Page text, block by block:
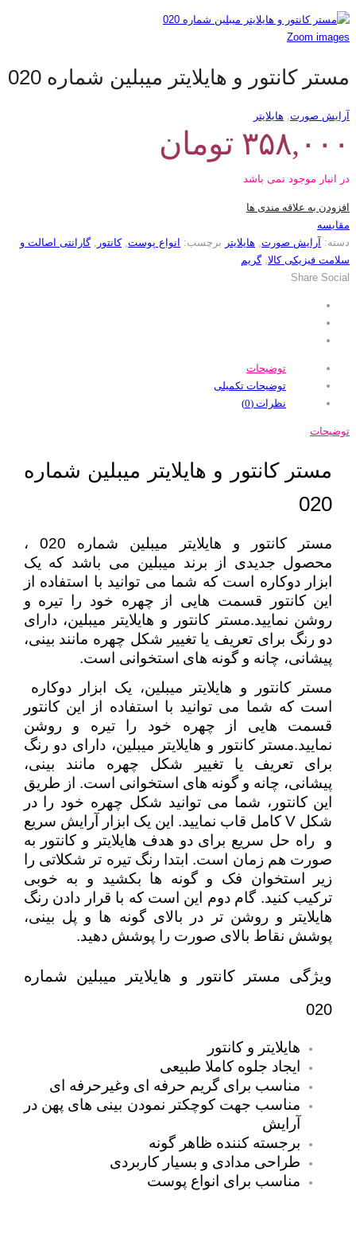
Zoom images
مستر کانتور و هایلایتر میبلین شماره 020
آرایش صورت هایلایتر
۳۵۸,۰۰۰ تومان
در انبار موجود نمی باشد
افزودن به علاقه مندی ها
مقایسه
دسته: آرایش صورت هایلایتر برچسب: انواع پوست ,کانتور ,گارانتی اصالت و
سلامت فیزیکی کالا ,گریم
Share Social
توضیحات
توضیحات تکمیلی
نظرات (0)
توضیحات
مستر کانتور و هایلایتر میبلین شماره
020
مستر کانتور و هایلایتر میبلین شماره 020 ،
محصول جدیدی از برند میبلین می باشد که یک
ابزار دوکاره است که شما می توانید با استفاده از
این کانتور قسمت هایی از چهره خود را تیره و
روشن نمایید.مستر کانتور و هایلایتر میبلین، دارای
دو رنگ برای تعریف یا تغییر شکل چهره مانند بینی،
پیشانی، چانه و گونه های استخوانی است.
مستر کانتور و هایلایتر میبلین، یک ابزار دوکاره
است که شما می توانید با استفاده از این کانتور
قسمت هایی از چهره خود را تیره و روشن
نمایید.مستر کانتور و هایلایتر میبلین، دارای دو رنگ
برای تعریف یا تغییر شکل چهره مانند بینی،
پیشانی، چانه و گونه های استخوانی است. از طریق
این کانتور، شما می توانید شکل چهره خود را در
شکل V کامل قاب نمایید. این یک ابزار آرایش سریع
و راه حل سریع برای دو هدف هایلایتر و کانتور به
صورت هم زمان است. ابتدا رنگ تیره تر شکلاتی را
زیر استخوان فک و گونه ها بکشید و به خوبی
ترکیب کنید. گام دوم این است که با قرار دادن رنگ
هایلایتر و روشن تر در بالای گونه ها و پل بینی،
پوشش نقاط بالای صورت را پوشش دهید.
ویژگی مستر کانتور و هایلایتر میبلین شماره
020
هایلایتر و کانتور
ایجاد جلوه کاملا طبیعی
مناسب برای گریم حرفه ای وغیرحرفه ای
مناسب جهت کوچکتر نمودن بینی های پهن در
آرایش
برجسته کننده ظاهر گونه
طراحی مدادی و بسیار کاربردی
مناسب برای انواع پوست